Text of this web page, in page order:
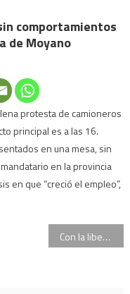
comportamientos
de Moyano
protesta de camioneros
principal es a las 16.
en una mesa, sin
en la provincia
en que “creció el empleo”,
Con la liberación de Velaztiqui Duarte ya no hay detenidos por la muerte de Natacha Jaitt